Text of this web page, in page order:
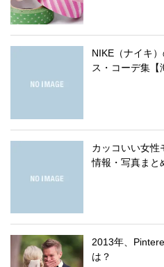
NIKE（ナイキ
ス・コーデ集【
カッコいい女性
情報・写真まと
2013年、
は？